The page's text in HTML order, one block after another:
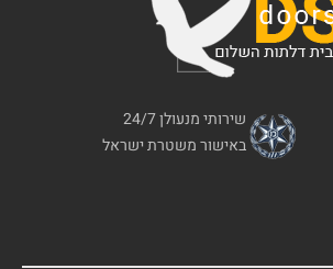
שירותי מנעולן 24/7
באישור משטרת ישראל